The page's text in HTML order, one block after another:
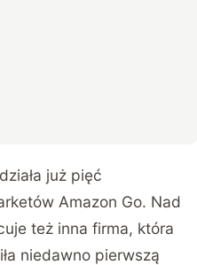
już pięć
Amazon Go. Nad
też inna firma, która
niedawno pierwszą